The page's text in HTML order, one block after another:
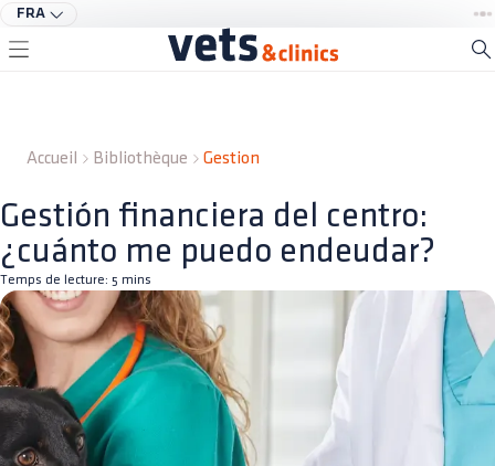
FRA
Accueil Bibliothèque Gestion
Gestión financiera del centro:
¿cuánto me puedo endeudar?
Temps de lecture: 5 mins